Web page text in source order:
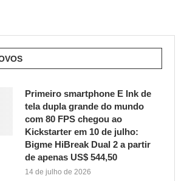
Primeiro smartphone E Ink de
tela dupla grande do mundo
com 80 FPS chegou ao
Kickstarter em 10 de julho:
Bigme HiBreak Dual 2 a partir
de apenas US$ 544,50
14 de julho de 2026